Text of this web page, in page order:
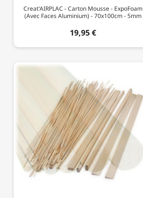
Creat'AIRPLAC - Carton Mousse - ExpoFoam
(Avec Faces Aluminium) - 70x100cm - 5mm
19,95 €